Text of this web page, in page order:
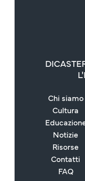
Chi siamo
Cultura
Notizie
Risorse
Contatti
FAQ